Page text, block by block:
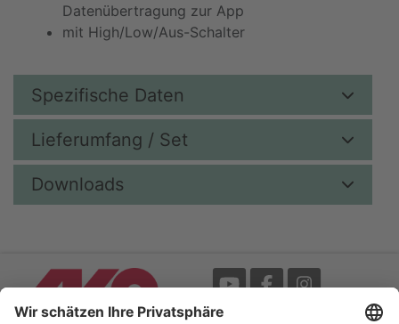
Datenübertragung zur App
mit High/Low/Aus-Schalter
Spezifische Daten
Lieferumfang / Set
Downloads